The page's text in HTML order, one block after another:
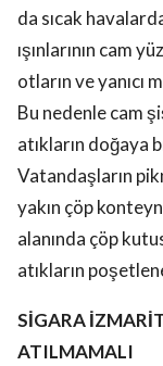
da sıcak
ışınlarının cam
otların ve
Bu nedenle cam
atıkların doğaya
Vatandaşların
yakın çöp
alanında çöp
atıkların
SİGARA
ATILMAMALI